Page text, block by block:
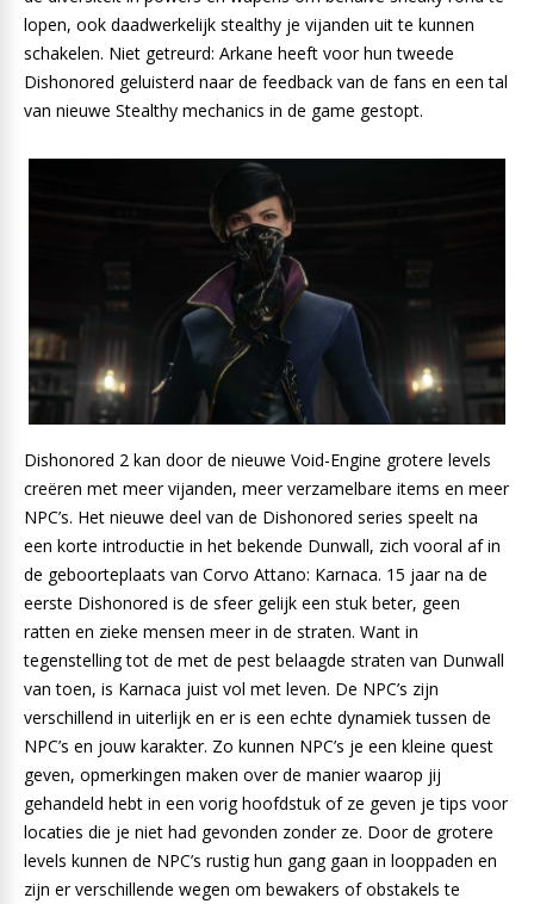
lopen, ook daadwerkelijk stealthy je vijanden uit te kunnen
schakelen. Niet getreurd: Arkane heeft voor hun tweede
Dishonored geluisterd naar de feedback van de fans en een tal
van nieuwe Stealthy mechanics in de game gestopt.
Dishonored 2 kan door de nieuwe Void-Engine grotere levels
creëren met meer vijanden, meer verzamelbare items en meer
NPC’s. Het nieuwe deel van de Dishonored series speelt na
een korte introductie in het bekende Dunwall, zich vooral af in
de geboorteplaats van Corvo Attano: Karnaca. 15 jaar na de
eerste Dishonored is de sfeer gelijk een stuk beter, geen
ratten en zieke mensen meer in de straten. Want in
tegenstelling tot de met de pest belaagde straten van Dunwall
van toen, is Karnaca juist vol met leven. De NPC’s zijn
verschillend in uiterlijk en er is een echte dynamiek tussen de
NPC’s en jouw karakter. Zo kunnen NPC’s je een kleine quest
geven, opmerkingen maken over de manier waarop jij
gehandeld hebt in een vorig hoofdstuk of ze geven je tips voor
locaties die je niet had gevonden zonder ze. Door de grotere
levels kunnen de NPC’s rustig hun gang gaan in looppaden en
zijn er verschillende wegen om bewakers of obstakels te